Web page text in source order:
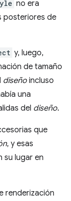
no era
posteriores de
y, luego,
de tamaño
diseño incluso
una
del diseño.
que
, y esas
su lugar en
renderización